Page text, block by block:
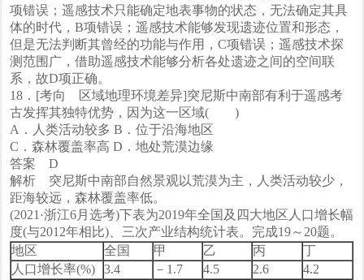
项错误；遥感技术只能确定地表事物的状态，无法确定其具
体的时代，B项错误；遥感技术能够发现遗迹位置和形态，
但是无法判断其曾经的功能与作用，C项错误；遥感技术探
测范围广，借助遥感技术能够分析各处遗迹之间的空间联
系，故D项正确。
18．[考向 区域地理环境差异]突尼斯中南部有利于遥感考
古发挥其独特优势，因为这一区域( )
A．人类活动较多 B．位于沿海地区
C．森林覆盖率高 D．地处荒漠边缘
答案 D
解析 突尼斯中南部自然景观以荒漠为主，人类活动较少，
距海较远，森林覆盖率低。
(2021·浙江6月选考)下表为2019年全国及四大地区人口增长幅
度(与2012年相比)、三次产业结构统计表。完成19～20题。
地区
全国 甲 乙 丙
丁
人口增长率(%)
3.4 －1.7 4.5 2.6 4.2